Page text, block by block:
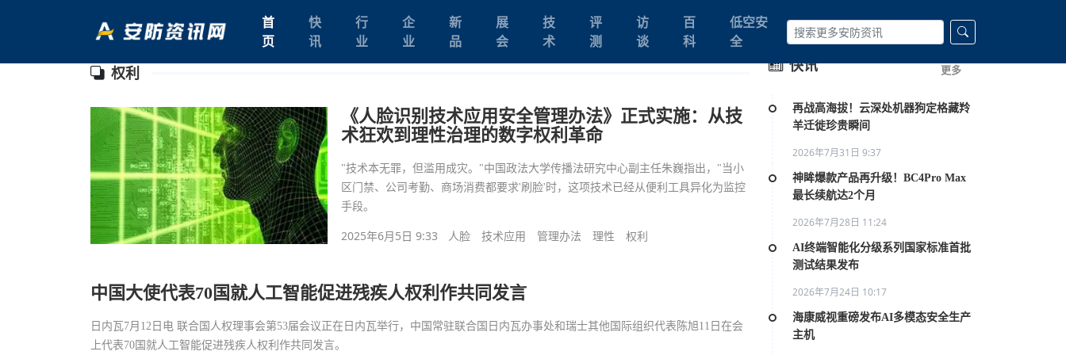
首
页
快
讯
行
业
企
业
新
品
展
会
技
术
评
测
访
谈
百
科
低空安
全
权利
《人脸识别技术应用安全管理办法》正式实施：从技
术狂欢到理性治理的数字权利革命
"技术本无罪，但滥用成灾。"中国政法大学传播法研究中心副主任朱巍指出，"当小
区门禁、公司考勤、商场消费都要求'刷脸'时，这项技术已经从便利工具异化为监控
手段。
2025年6月5日 9:33 人脸 技术应用 管理办法 理性 权利
中国大使代表70国就人工智能促进残疾人权利作共同发言
日内瓦7月12日电 联合国人权理事会第53届会议正在日内瓦举行，中国常驻联合国日内瓦办事处和瑞士其他国际组织代表陈旭11日在会
上代表70国就人工智能促进残疾人权利作共同发言。
快讯 更多
再战高海拔！云深处机器狗定格藏羚
羊迁徙珍贵瞬间
2026年7月31日 9:37
神眸爆款产品再升级！BC4Pro Max
最长续航达2个月
2026年7月28日 11:24
AI终端智能化分级系列国家标准首批
测试结果发布
2026年7月24日 10:17
海康威视重磅发布AI多模态安全生产
主机